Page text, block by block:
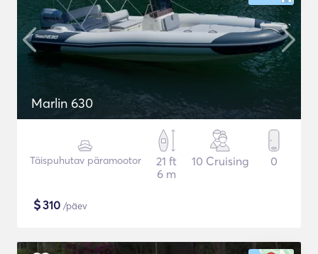
Marlin 630
Täispuhutav päramootor
21 ft
6 m
10 Cruising 0
$310 /päev